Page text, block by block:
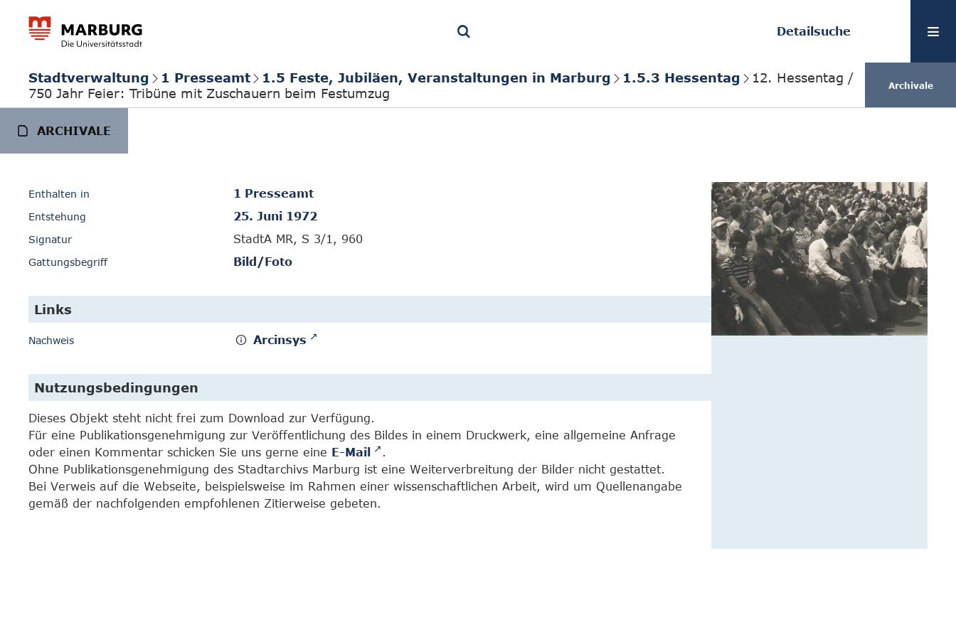
Detailsuche
Stadtverwaltung 1 Presseamt 1.5 Feste, Jubiläen, Veranstaltungen in Marburg 1.5.3 Hessentag
12. Hessentag /
750 Jahr Feier: Tribüne mit Zuschauern beim Festumzug
Archivale
ARCHIVALE
Enthalten in 1 Presseamt
Entstehung 25. Juni 1972
Signatur StadtA MR, S 3/1, 960
Gattungsbegriff Bild/Foto
Links
Nachweis Arcinsys
Nutzungsbedingungen
Dieses Objekt steht nicht frei zum Download zur Verfügung.
Für eine Publikationsgenehmigung zur Veröffentlichung des Bildes in einem Druckwerk, eine allgemeine Anfrage
oder einen Kommentar schicken Sie uns gerne eine E-Mail
.
Ohne Publikationsgenehmigung des Stadtarchivs Marburg ist eine Weiterverbreitung der Bilder nicht gestattet.
Bei Verweis auf die Webseite, beispielsweise im Rahmen einer wissenschaftlichen Arbeit, wird um Quellenangabe
gemäß der nachfolgenden empfohlenen Zitierweise gebeten.